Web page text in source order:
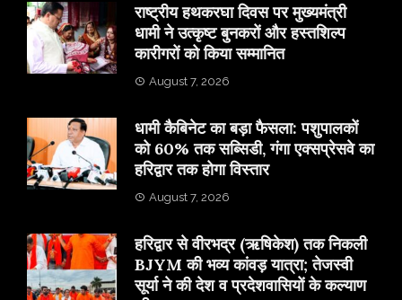
राष्ट्रीय हथकरघा दिवस पर मुख्यमंत्री
धामी ने उत्कृष्ट बुनकरों और हस्तशिल्प
कारीगरों को किया सम्मानित
August 7, 2026
​धामी कैबिनेट का बड़ा फैसला: पशुपालकों
को 60% तक सब्सिडी, गंगा एक्सप्रेसवे का
हरिद्वार तक होगा विस्तार
August 7, 2026
​हरिद्वार से वीरभद्र (ऋषिकेश) तक निकली
BJYM की भव्य कांवड़ यात्रा; तेजस्वी
सूर्या ने की देश व प्रदेशवासियों के कल्याण